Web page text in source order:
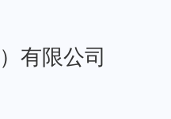
有限公司